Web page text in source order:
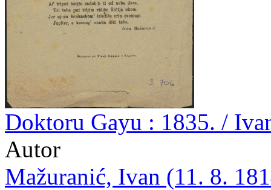
Doktoru Gayu : 1835. /
Autor
Mažuranić, Ivan (11. 8.